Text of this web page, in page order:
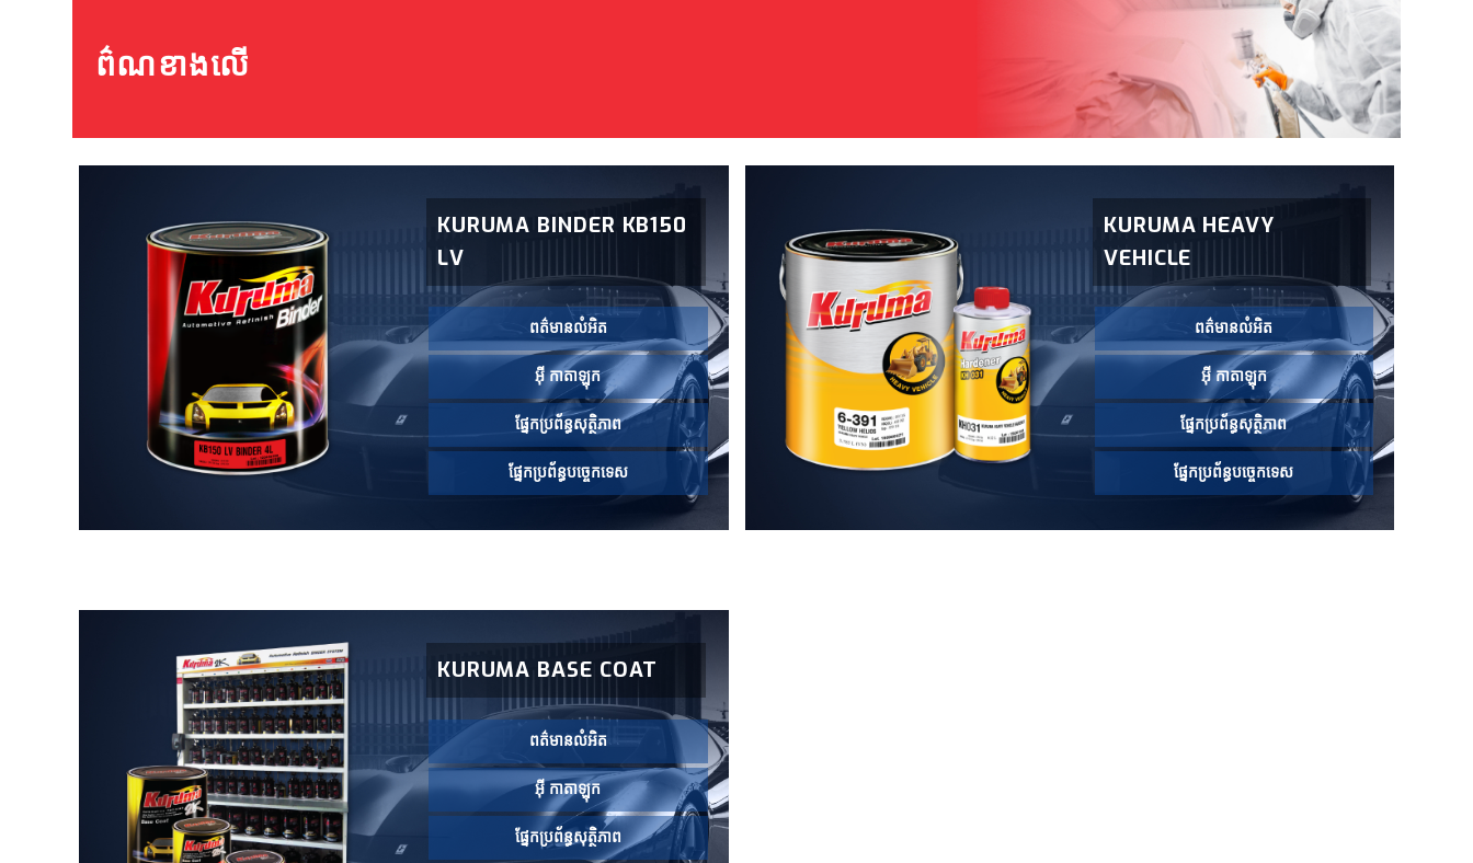
ព៌ណខាងលើ
KURUMA BINDER KB150
LV
ពត៌មានលំអិត
អ៊ី កាតាឡុក
ផ្នែកប្រព័ន្ធសុត្ថិភាព
ផ្នែកប្រព័ន្ធបច្ចេកទេស
KURUMA HEAVY
VEHICLE
ពត៌មានលំអិត
អ៊ី កាតាឡុក
ផ្នែកប្រព័ន្ធសុត្ថិភាព
ផ្នែកប្រព័ន្ធបច្ចេកទេស
KURUMA BASE COAT
ពត៌មានលំអិត
អ៊ី កាតាឡុក
ផ្នែកប្រព័ន្ធសុត្ថិភាព